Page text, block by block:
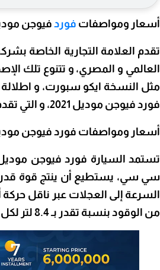
أسعار ومواصفات فورد فيوجن موديل 2021
تقدم العلامة التجارية الخاصة
العالمي و المصري، و تتنوع تلك
مثل النسخة ايكو سبورت، و
فورد فيوجن موديل 2021، و التي تقدم داخل السوق المصري عبر 3 فئات من التجهيزات.
أسعار ومواصفات فورد فيوجن موديل
من الوقود بنسبة تقدر بـ 8.4 لتر لكل 100 كيلومتر.